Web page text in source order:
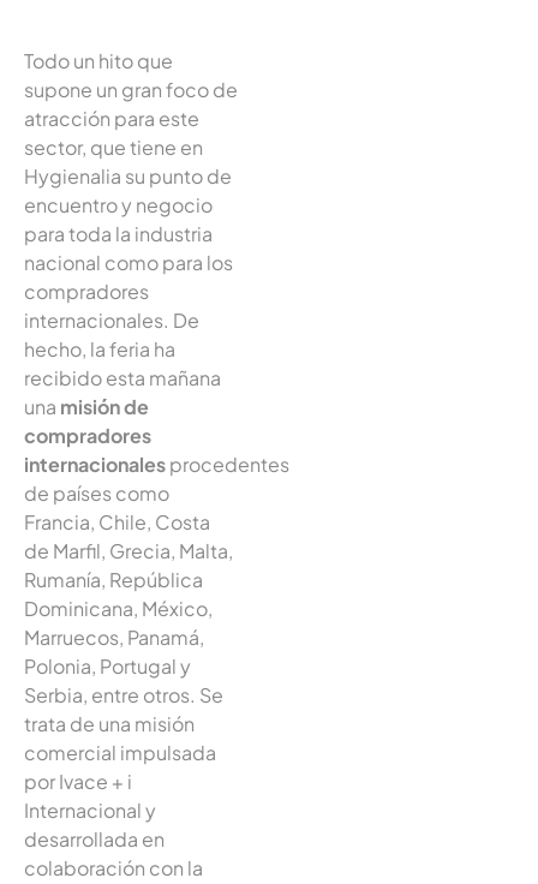
Todo un hito que
supone un gran foco de
atracción para este
sector, que tiene en
Hygienalia su punto de
encuentro y negocio
para toda la industria
nacional como para los
compradores
internacionales. De
hecho, la feria ha
recibido esta mañana
una misión de
compradores
internacionalesprocedentes
de países como
Francia, Chile, Costa
de Marfil, Grecia, Malta,
Rumanía, República
Dominicana, México,
Marruecos, Panamá,
Polonia, Portugal y
Serbia, entre otros. Se
trata de una misión
comercial impulsada
por Ivace + i
Internacional y
desarrollada en
colaboración con la